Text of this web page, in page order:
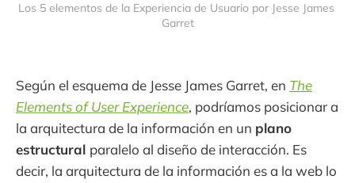
Los 5 elementos de la Experiencia de Usuario por Jesse James
Garret
Según el esquema de Jesse James Garret, en The
Elements of User Experience, podríamos posicionar a
la arquitectura de la información en un plano
estructural paralelo al diseño de interacción. Es
decir, la arquitectura de la información es a la web lo